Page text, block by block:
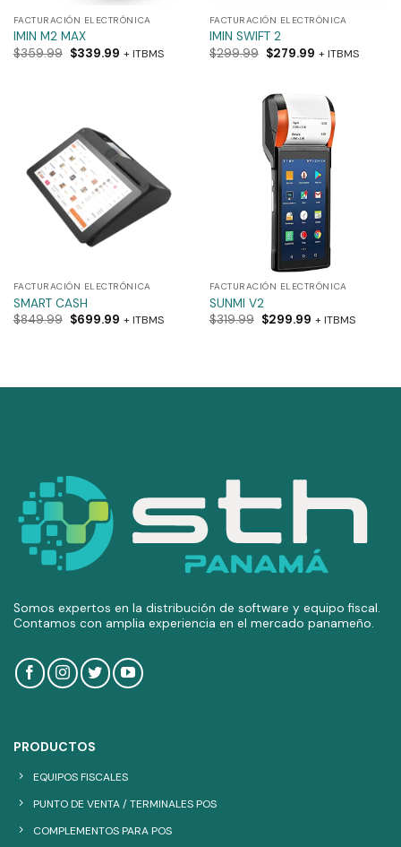
FACTURACIÓN ELECTRÓNICA
IMIN M2 MAX
$359.99 $339.99 + ITBMS
FACTURACIÓN ELECTRÓNICA
IMIN SWIFT 2
$299.99 $279.99 + ITBMS
FACTURACIÓN ELECTRÓNICA
SMART CASH
$849.99 $699.99 + ITBMS
FACTURACIÓN ELECTRÓNICA
SUNMI V2
$319.99 $299.99 + ITBMS
Somos expertos en la distribución de software y equipo fiscal.
Contamos con amplia experiencia en el mercado panameño.
PRODUCTOS
EQUIPOS FISCALES
PUNTO DE VENTA / TERMINALES POS
COMPLEMENTOS PARA POS